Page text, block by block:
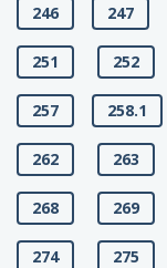
246 247
251 252
257 258.1
262 263
268 269
274 275